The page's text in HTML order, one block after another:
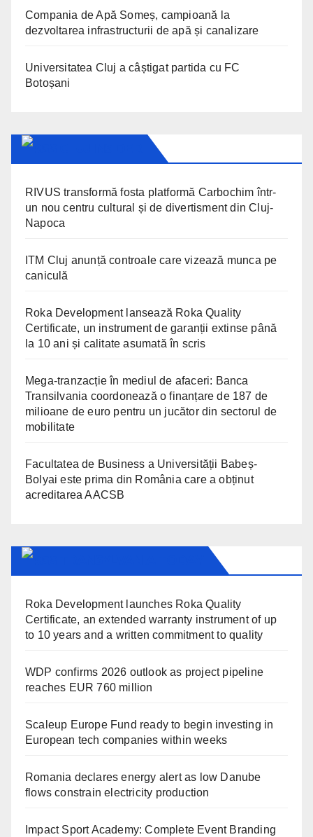
Compania de Apă Someș, campioană la
dezvoltarea infrastructurii de apă și canalizare
Universitatea Cluj a câștigat partida cu FC
Botoșani
RIVUS transformă fosta platformă Carbochim într-
un nou centru cultural și de divertisment din Cluj-
Napoca
ITM Cluj anunță controale care vizează munca pe
caniculă
Roka Development lansează Roka Quality
Certificate, un instrument de garanții extinse până
la 10 ani și calitate asumată în scris
Mega-tranzacție în mediul de afaceri: Banca
Transilvania coordonează o finanțare de 187 de
milioane de euro pentru un jucător din sectorul de
mobilitate
Facultatea de Business a Universității Babeș-
Bolyai este prima din România care a obținut
acreditarea AACSB
Roka Development launches Roka Quality
Certificate, an extended warranty instrument of up
to 10 years and a written commitment to quality
WDP confirms 2026 outlook as project pipeline
reaches EUR 760 million
Scaleup Europe Fund ready to begin investing in
European tech companies within weeks
Romania declares energy alert as low Danube
flows constrain electricity production
Impact Sport Academy: Complete Event Branding